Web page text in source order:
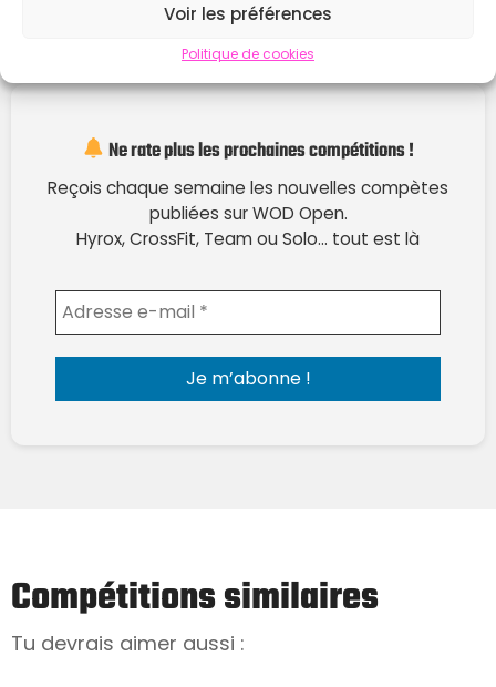
Voir les préférences
Politique de cookies
Ne rate plus les prochaines compétitions !
Reçois chaque semaine les nouvelles compètes
publiées sur WOD Open.
Hyrox, CrossFit, Team ou Solo… tout est là
Compétitions similaires
Tu devrais aimer aussi :